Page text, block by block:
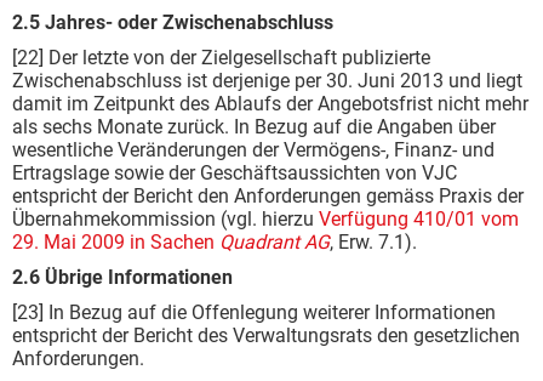
2.5 Jahres- oder Zwischenabschluss
[22] Der letzte von der Zielgesellschaft publizierte
Zwischenabschluss ist derjenige per 30. Juni 2013 und liegt
damit im Zeitpunkt des Ablaufs der Angebotsfrist nicht mehr
als sechs Monate zurück. In Bezug auf die Angaben über
wesentliche Veränderungen der Vermögens-, Finanz- und
Ertragslage sowie der Geschäftsaussichten von VJC
entspricht der Bericht den Anforderungen gemäss Praxis der
Übernahmekommission (vgl. hierzu Verfügung 410/01 vom
29. Mai 2009 in Sachen Quadrant AG, Erw. 7.1).
2.6 Übrige Informationen
[23] In Bezug auf die Offenlegung weiterer Informationen
entspricht der Bericht des Verwaltungsrats den gesetzlichen
Anforderungen.